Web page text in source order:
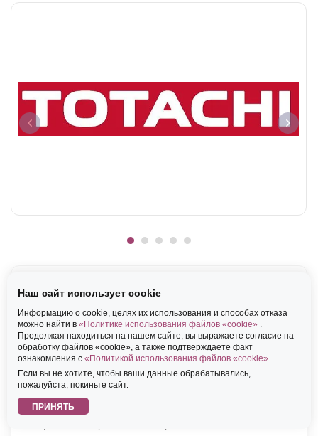
ООО "Тотачи ДГТ Корпорэйшн"
Детали, узлы и комплектующие
Наш сайт использует cookie
Информацию о cookie, целях их использования и способах отказа
можно найти в «Политике использования файлов «cookie» .
Продолжая находиться на нашем сайте, вы выражаете согласие на
обработку файлов «cookie», а также подтверждаете факт
ознакомления с «Политикой использования файлов «cookie».
Если вы не хотите, чтобы ваши данные обрабатывались,
пожалуйста, покиньте сайт.
ПРИНЯТЬ